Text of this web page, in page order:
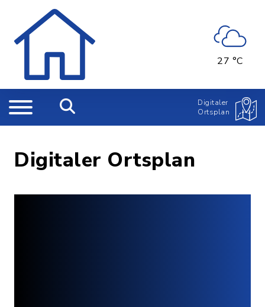
27 °C
Digitaler
Ortsplan
Digitaler Ortsplan